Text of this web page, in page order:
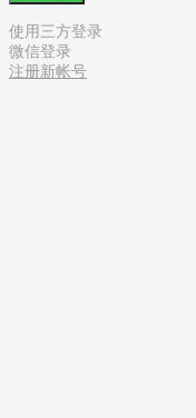
使用三方登录
微信登录
注册新帐号